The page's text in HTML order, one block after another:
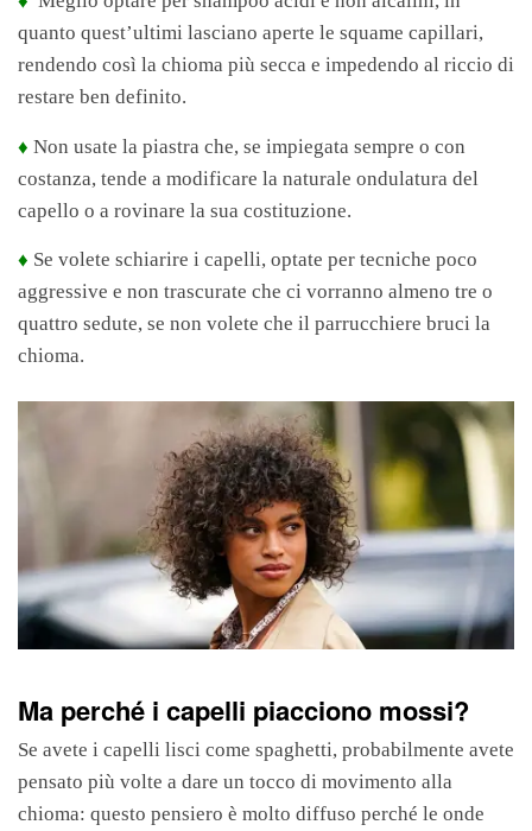
quanto quest’ultimi lasciano aperte le squame capillari,
rendendo così la chioma più secca e impedendo al riccio di
restare ben definito.
♦ Non usate la piastra che, se impiegata sempre o con
costanza, tende a modificare la naturale ondulatura del
capello o a rovinare la sua costituzione.
♦ Se volete schiarire i capelli, optate per tecniche poco
aggressive e non trascurate che ci vorranno almeno tre o
quattro sedute, se non volete che il parrucchiere bruci la
chioma.
Ma perché i capelli piacciono mossi?
Se avete i capelli lisci come spaghetti, probabilmente avete
pensato più volte a dare un tocco di movimento alla
chioma: questo pensiero è molto diffuso perché le onde